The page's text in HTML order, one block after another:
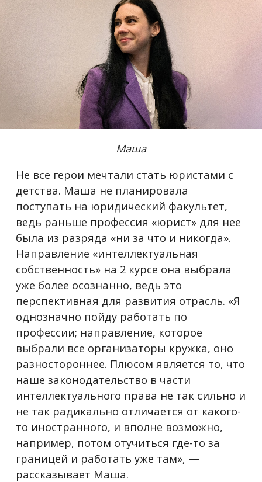
Маша
Не все герои мечтали стать юристами с
детства. Маша не планировала
поступать на юридический факультет,
ведь раньше профессия «юрист» для нее
была из разряда «ни за что и никогда».
Направление «интеллектуальная
собственность» на 2 курсе она выбрала
уже более осознанно, ведь это
перспективная для развития отрасль. «Я
однозначно пойду работать по
профессии; направление, которое
выбрали все организаторы кружка, оно
разностороннее. Плюсом является то, что
наше законодательство в части
интеллектуального права не так сильно и
не так радикально отличается от какого-
то иностранного, и вполне возможно,
например, потом отучиться где-то за
границей и работать уже там», —
рассказывает Маша.